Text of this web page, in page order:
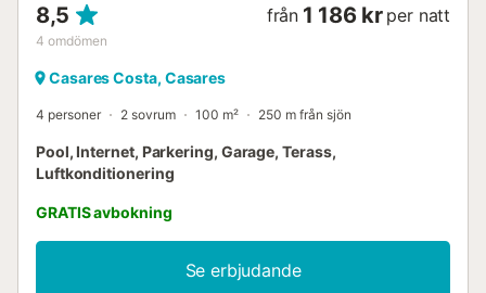
8,5
4 omdömen
från 1 186 kr per natt
Casares Costa, Casares
4 personer 2 sovrum 100 m² 250 m från sjön
Pool, Internet, Parkering, Garage, Terass,
Luftkonditionering
GRATIS avbokning
Se erbjudande